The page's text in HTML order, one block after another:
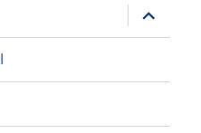
anzeigen